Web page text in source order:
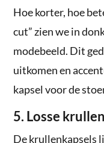
Hoe korter, hoe
cut” zien we in
modebeeld. Dit
uitkomen en
kapsel voor de
5. Losse krullen
De krullenkapsels